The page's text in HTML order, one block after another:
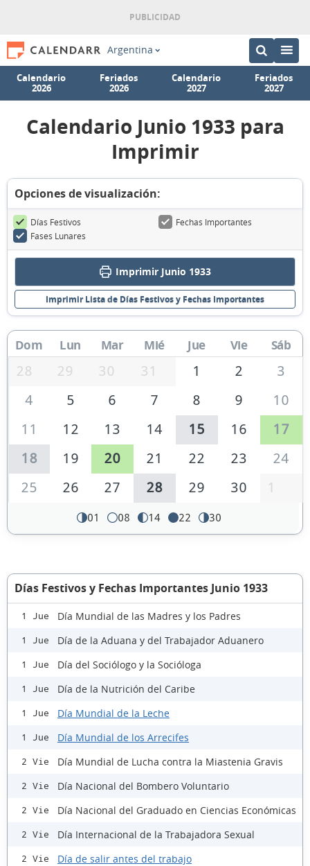
Argentina
Calendario
2026
Feriados
2026
Calendario
2027
Feriados
2027
Calendario Junio 1933 para
Imprimir
Opciones de visualización:
Días Festivos
Fechas Importantes
Fases Lunares
Imprimir Junio 1933
Imprimir Lista de Días Festivos y Fechas Importantes
Dom Lun Mar Mié Jue Vie Sáb
28 29 30 31 1 2
3
4
5 6 7 8 9
10
11
12 13 14 15 16
17
18
19 20 21 22 23
24
25
26 27 28 29 30 1
01 08 14 22 30
Días Festivos y Fechas Importantes Junio 1933
1 Jue Día Mundial de las Madres y los Padres
1 Jue Día de la Aduana y del Trabajador Aduanero
1 Jue Día del Sociólogo y la Socióloga
1 Jue Día de la Nutrición del Caribe
1 Jue Día Mundial de la Leche
1 Jue Día Mundial de los Arrecifes
2 Vie Día Mundial de Lucha contra la Miastenia Gravis
2 Vie Día Nacional del Bombero Voluntario
2 Vie Día Nacional del Graduado en Ciencias Económicas
2 Vie Día Internacional de la Trabajadora Sexual
2 Vie Día de salir antes del trabajo